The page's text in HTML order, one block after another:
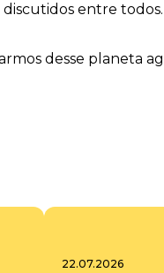
discutidos entre todos.
desse planeta
22.07.2026